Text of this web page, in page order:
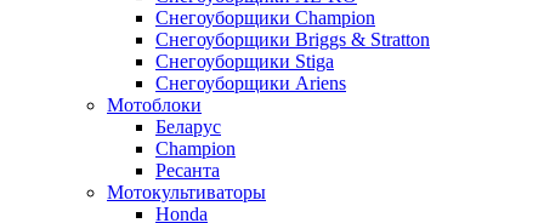
Снегоуборщики Champion
Снегоуборщики Briggs & Stratton
Снегоуборщики Stiga
Снегоуборщики Ariens
Мотоблоки
Беларус
Champion
Ресанта
Мотокультиваторы
Honda